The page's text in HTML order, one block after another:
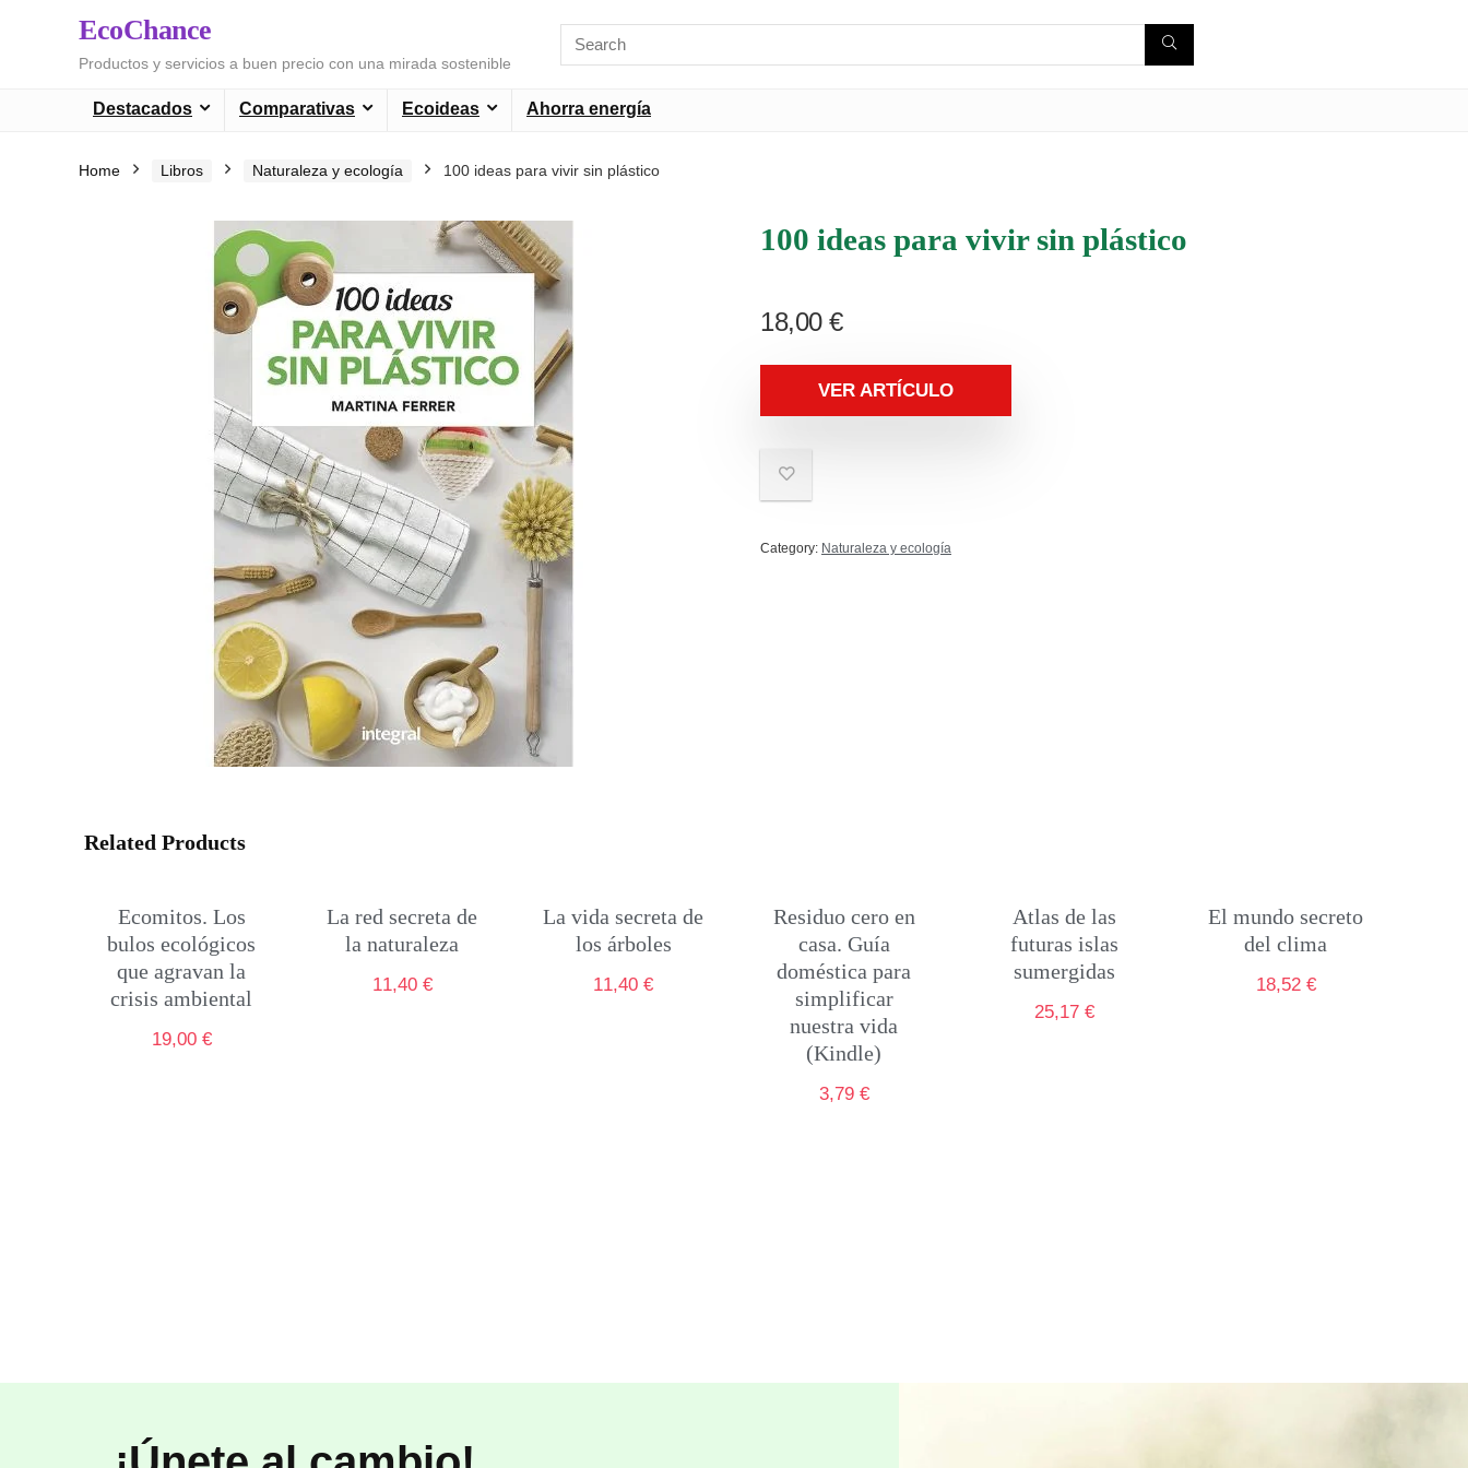
EcoChance
Productos y servicios a buen precio con una mirada sostenible
Destacados Comparativas Ecoideas Ahorra energía
Home Libros Naturaleza y ecología 100 ideas para vivir sin plástico
100 ideas para vivir sin plástico
18,00 €
VER ARTÍCULO
Category: Naturaleza y ecología
Related Products
Ecomitos. Los
bulos ecológicos
que agravan la
crisis ambiental
19,00 €
La red secreta de
la naturaleza
11,40 €
La vida secreta de
los árboles
11,40€
Residuo cero en
casa. Guía
doméstica para
simplificar
nuestra vida
(Kindle)
3,79 €
Atlas de las
futuras islas
sumergidas
25,17€
El mundo secreto
del clima
18,52 €